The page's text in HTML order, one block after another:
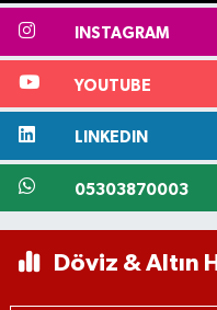
INSTAGRAM
YOUTUBE
LINKEDIN
05303870003
Döviz & Altın